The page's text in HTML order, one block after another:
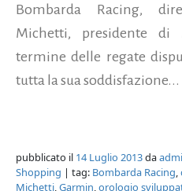
Bombarda Racing,
Michetti, presidente di
termine delle regate
tutta la sua soddisfazione...
pubblicato il 14 Luglio 2013da
Shopping | tag: Bombarda Racing,
Michetti,Garmin,orologio